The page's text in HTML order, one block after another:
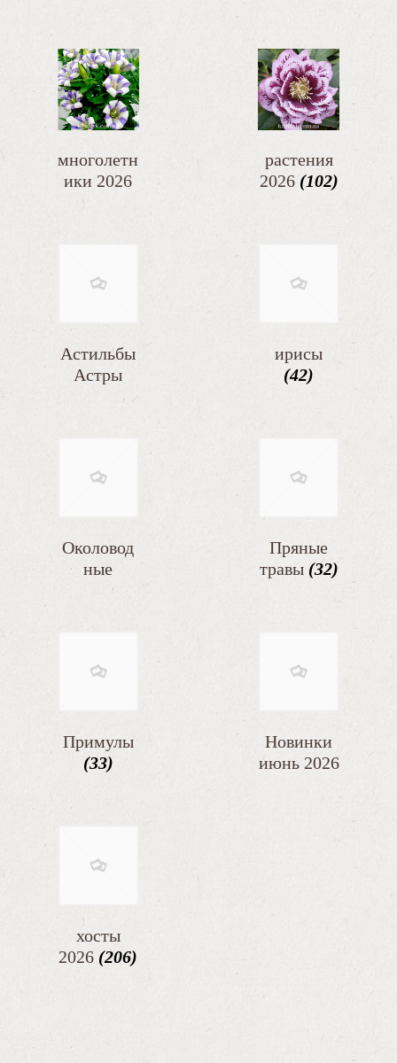
многолетн
ики 2026
растения
2026 (102)
Астильбы
Астры
ирисы
(42)
Околовод
ные
Водные
Пряные
травы (32)
Примулы
(33)
Новинки
июнь 2026
хосты
2026 (206)